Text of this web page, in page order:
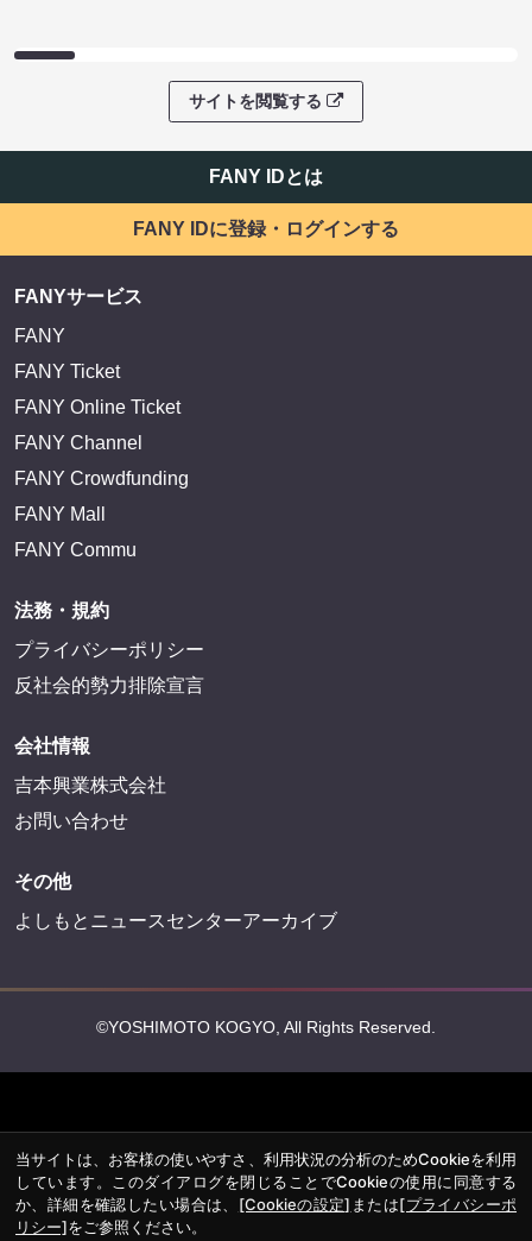
サイトを閲覧する
FANY IDとは
FANY IDに登録・ログインする
FANYサービス
FANY
FANY Ticket
FANY Online Ticket
FANY Channel
FANY Crowdfunding
FANY Mall
FANY Commu
法務・規約
プライバシーポリシー
反社会的勢力排除宣言
会社情報
吉本興業株式会社
お問い合わせ
その他
よしもとニュースセンターアーカイブ
©YOSHIMOTO KOGYO, All Rights Reserved.
当サイトは、お客様の使いやすさ、利用状況の分析のためCookieを利用
しています。このダイアログを閉じることでCookieの使用に同意する
か、詳細を確認したい場合は、 [Cookieの設定] または[プライバシーポ
リシー]をご参照ください。